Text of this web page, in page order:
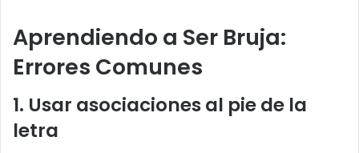
Aprendiendo a Ser Bruja:
Errores Comunes
1. Usar asociaciones al pie de la
letra